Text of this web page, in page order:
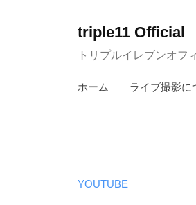
triple11 Official
トリプルイレブンオフ
ホーム ライブ撮影に
YOUTUBE